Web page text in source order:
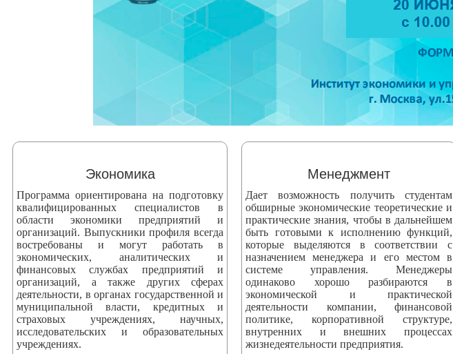
Экономика
Программа ориентирована на подготовку
квалифицированных специалистов в
области экономики предприятий и
организаций. Выпускники профиля всегда
востребованы и могут работать в
экономических, аналитических и
финансовых службах предприятий и
организаций, а также других сферах
деятельности, в органах государственной и
муниципальной власти, кредитных и
страховых учреждениях, научных,
исследовательских и образовательных
учреждениях.
Менеджмент
Дает возможность получить студентам
обширные экономические теоретические и
практические знания, чтобы в дальнейшем
быть готовыми к исполнению функций,
которые выделяются в соответствии с
назначением менеджера и его местом в
системе управления. Менеджеры
одинаково хорошо разбираются в
экономической и практической
деятельности компании, финансовой
политике, корпоративной структуре,
внутренних и внешних процессах
жизнедеятельности предприятия.